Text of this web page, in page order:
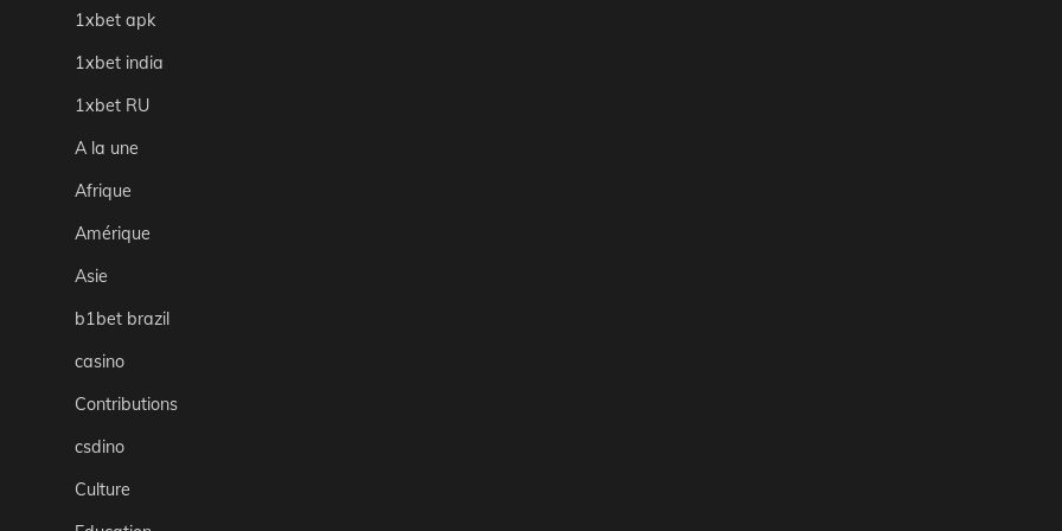
1xbet apk
1xbet india
1xbet RU
A la une
Afrique
Amérique
Asie
b1bet brazil
casino
Contributions
csdino
Culture